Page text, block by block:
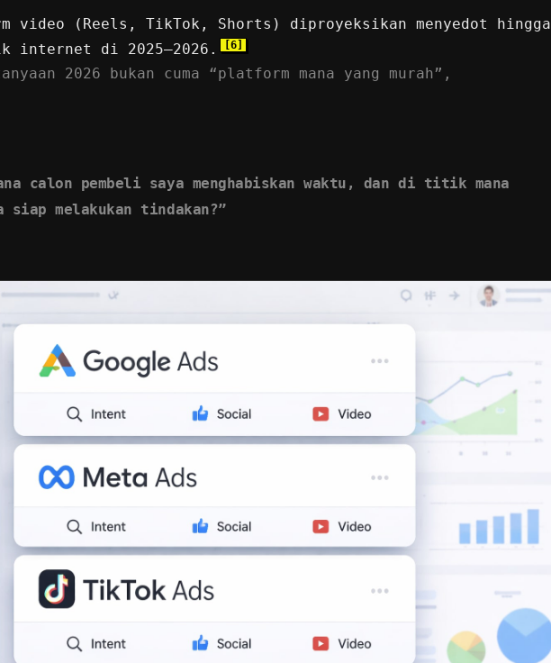
video (Reels, TikTok, Shorts) diproyeksikan menyedot hingga
internet di 2025–2026.
[6]
2026 bukan cuma “platform mana yang murah”,
calon pembeli saya menghabiskan waktu, dan di titik mana
siap melakukan tindakan?”